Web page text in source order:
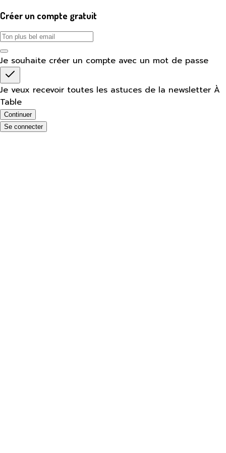
Créer un compte gratuit
Je souhaite créer un compte avec un mot de passe
Je veux recevoir toutes les astuces de la newsletter À
Table
Continuer
Se connecter